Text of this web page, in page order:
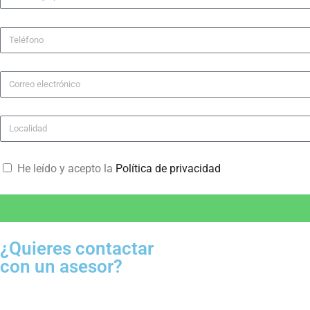
He leído y acepto la Política de privacidad
¿Quieres contactar
con un asesor?